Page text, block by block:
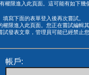
權限進入此頁面。這可能有如下幾
填寫下面的表單登入後再次嘗試。
權限進入此頁面。您正在嘗試編輯
試發表文章，管理員可能已經禁止
帳戶: